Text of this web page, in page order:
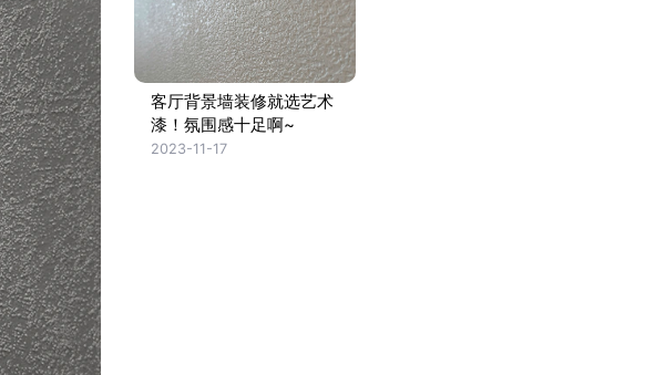
客厅背景墙装修就选艺术
漆！氛围感十足啊~
2023-11-17